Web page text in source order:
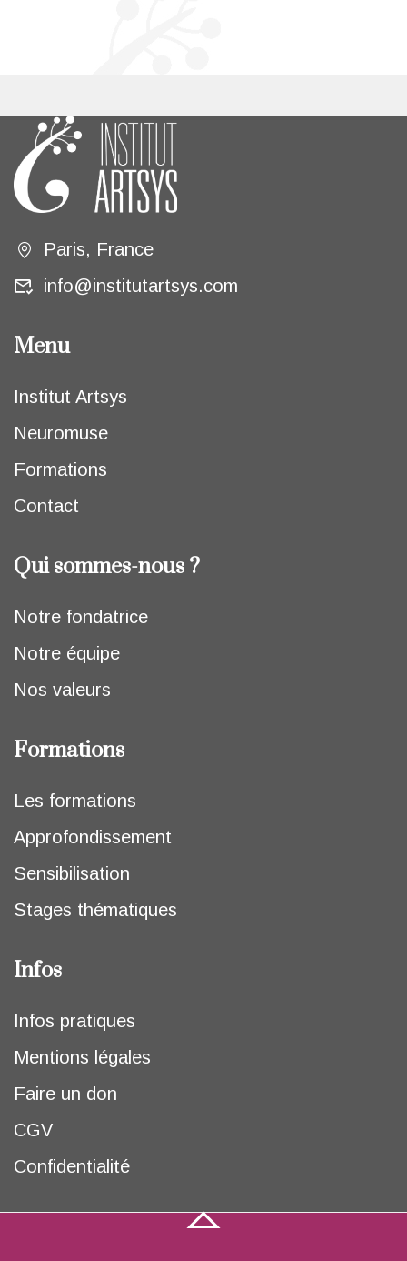
Paris, France
info@institutartsys.com
Menu
Institut Artsys
Neuromuse
Formations
Contact
Qui sommes-nous ?
Notre fondatrice
Notre équipe
Nos valeurs
Formations
Les formations
Approfondissement
Sensibilisation
Stages thématiques
Infos
Infos pratiques
Mentions légales
Faire un don
CGV
Confidentialité